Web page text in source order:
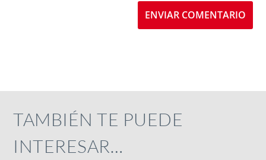
ENVIAR COMENTARIO
TAMBIÉN TE PUEDE
INTERESAR…